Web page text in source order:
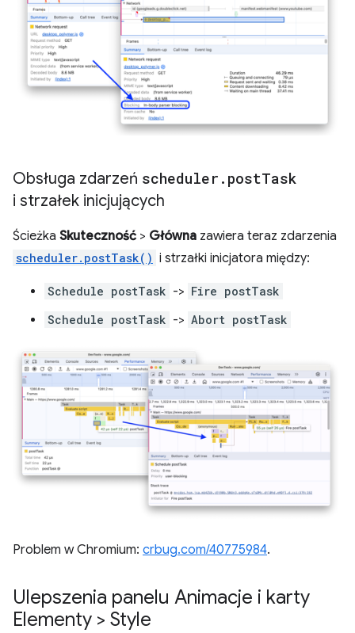
Obsługa zdarzeń scheduler . postTask
i strzałek inicjujących
Ścieżka Skuteczność > Główna zawiera teraz zdarzenia
scheduler.postTask() i strzałki inicjatora między:
Schedule postTask -> Fire postTask
Schedule postTask -> Abort postTask
Problem w Chromium: crbug.com/40775984.
Ulepszenia panelu Animacje i karty
Elementy > Style